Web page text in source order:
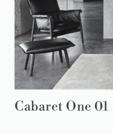
Cabaret One 01